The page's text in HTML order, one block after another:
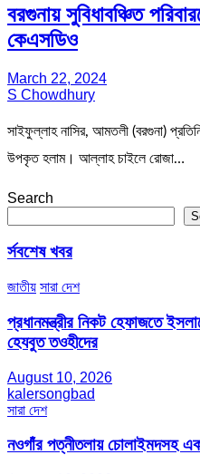
বরগুনায় সুবিধাবঞ্চিত
কেএসডিও
March 22, 2024
S Chowdhury
সাইফুল্লাহ নাসির, আমতলী (বরগুনা)
উপকৃত হলাম। আল্লাহ চাইলে রোজা…
Search
র্সবশেষ খবর
জাতীয় সারা দেশ
প্রধানমন্ত্রীর নিকট হেফাজতে
হেযবুত তওহীদের
August 10, 2026
kalersongbad
সারা দেশ
নওগাঁর পত্নীতলায় চোলাইমদসহ